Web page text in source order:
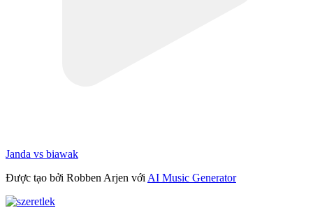
Janda vs biawak
Được tạo bởi Robben Arjen với AI Music Generator